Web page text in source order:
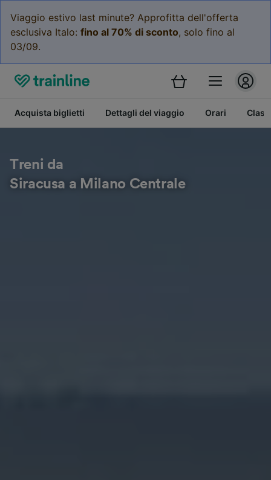
Viaggio estivo last minute? Approfitta dell'offerta
esclusiva Italo: fino al 70% di sconto, solo fino al
03/09.
Acquista biglietti Dettagli del viaggio Orari
Treni da
Siracusa a Milano Centrale